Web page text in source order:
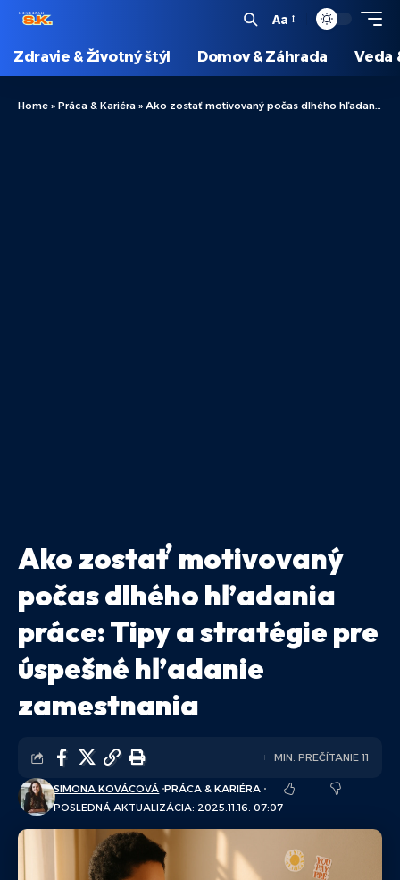
Aa
Zdravie & Životný štýl Domov & Záhrada Veda
Home » Práca & Kariéra » Ako zostať motivovaný počas dlhého hľadania práce: Tipy a stratégie pre úspešné hľadanie zamestnania
Ako zostať motivovaný
počas dlhého hľadania
práce: Tipy a stratégie pre
úspešné hľadanie
zamestnania
POSLEDNÁ AKTUALIZÁCIA: 2025.11.16. 07:07
SIMONA KOVÁCOVÁ PRÁCA & KARIÉRA
MIN. PREČÍTANIE 11